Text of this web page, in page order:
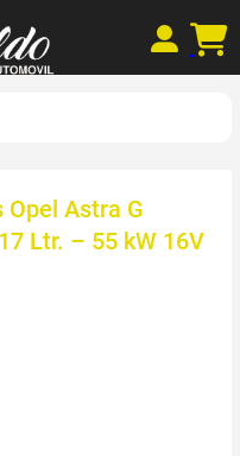
Astra G
Ltr. – 55 kW 16V